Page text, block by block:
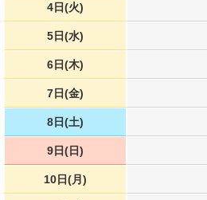
4日(火)
5日(水)
6日(木)
7日(金)
8日(土)
9日(日)
10日(月)